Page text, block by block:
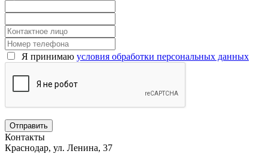
Я принимаю условия обработки персональных данных
Контакты
Краснодар, ул. Ленина, 37